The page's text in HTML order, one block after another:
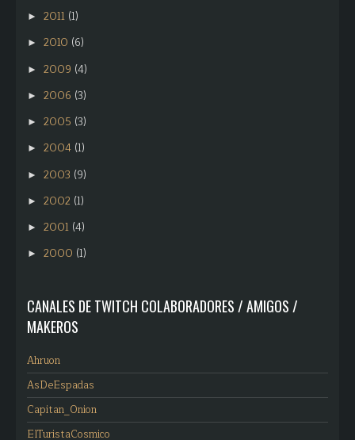
► 2011 (1)
► 2010 (6)
► 2009 (4)
► 2006 (3)
► 2005 (3)
► 2004 (1)
► 2003 (9)
► 2002 (1)
► 2001 (4)
► 2000 (1)
CANALES DE TWITCH COLABORADORES / AMIGOS /
MAKEROS
Ahruon
AsDeEspadas
Capitan_Onion
ElTuristaCosmico